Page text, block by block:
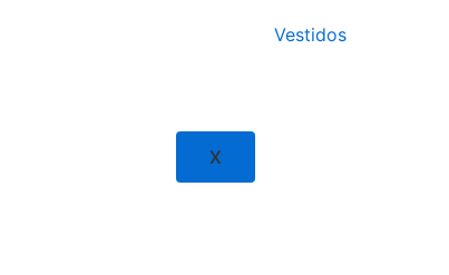
Vestidos
X